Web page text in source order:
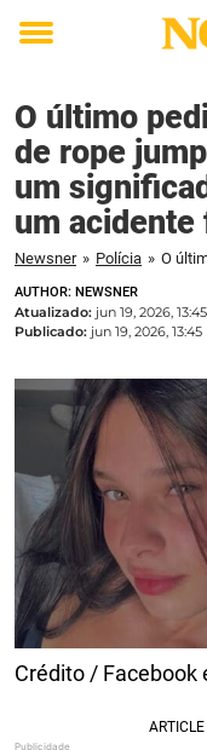
Toggle
O último
de rope
um
um acidente
Newsner » Polícia »
AUTHOR: NEWSNER
Atualizado: jun 19, 2026, 13:45
Publicado: jun 19, 2026, 13:45
Crédito / Facebook